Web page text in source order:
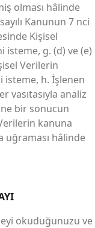
olması hâlinde
Kanunun 7 nci
Kişisel
isteme, g. (d) ve (e)
Verilerin
isteme, h. İşlenen
vasıtasıyla analiz
bir sonucun
kanuna
uğraması hâlinde
okuduğunuzu ve